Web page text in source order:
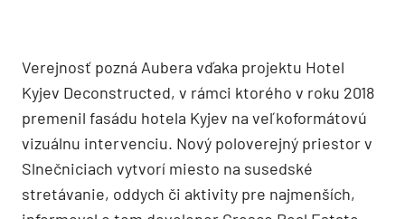
Verejnosť pozná Aubera vďaka projektu Hotel
Kyjev Deconstructed, v rámci ktorého v roku 2018
premenil fasádu hotela Kyjev na veľkoformátovú
vizuálnu intervenciu. Nový poloverejný priestor v
Slnečniciach vytvorí miesto na susedské
stretávanie, oddych či aktivity pre najmenších,